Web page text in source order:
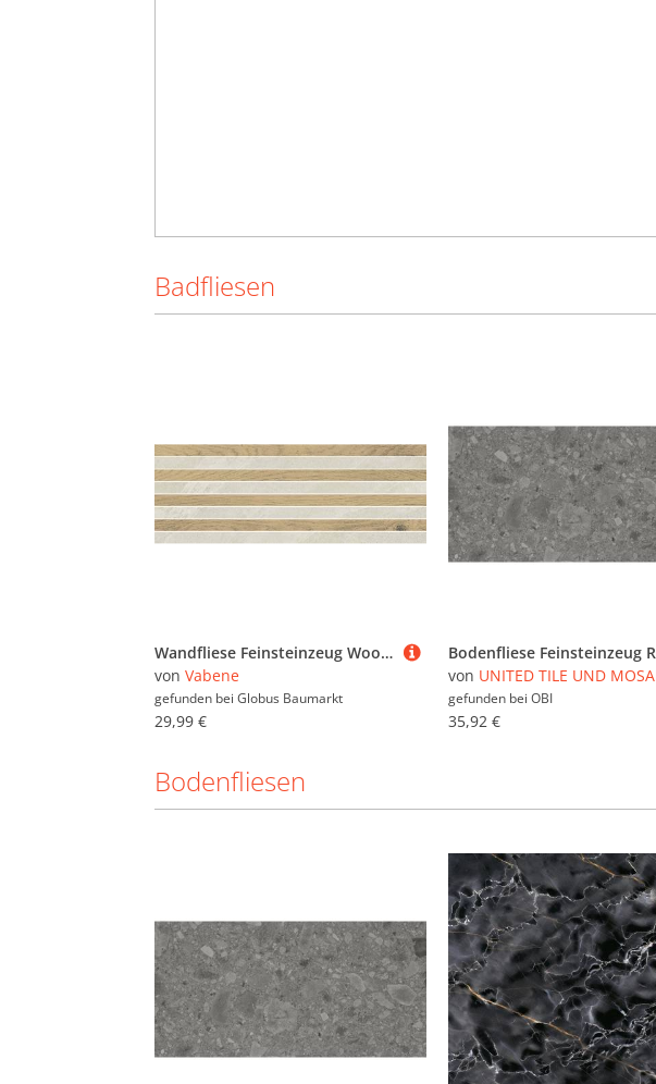
(204.476)
Türen (782.837)
Wärmepumpen (50)
Badfliesen
Wandfliese Feinsteinzeug Woodline Mountain 21,5 x 60 cm beige
von Vabene
gefunden bei Globus Baumarkt
29,99 €
von UNITED TILE UND
gefunden bei OBI
35,92 €
Bodenfliesen